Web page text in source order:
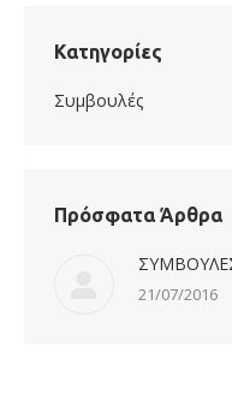
Κατηγορίες
Συμβουλές
Πρόσφατα Άρθρα
21/07/2016